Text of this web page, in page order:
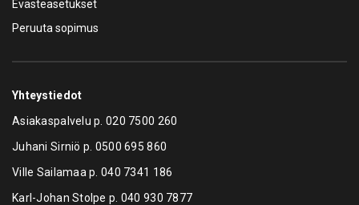
Evästeasetukset
Peruuta sopimus
Yhteystiedot
Asiakaspalvelu p.020 7500 260
Juhani Sirniö p. 0500 695 860
Ville Sailamaa p.040 7341 186
Karl-Johan Stolpe p. 040 930 7877